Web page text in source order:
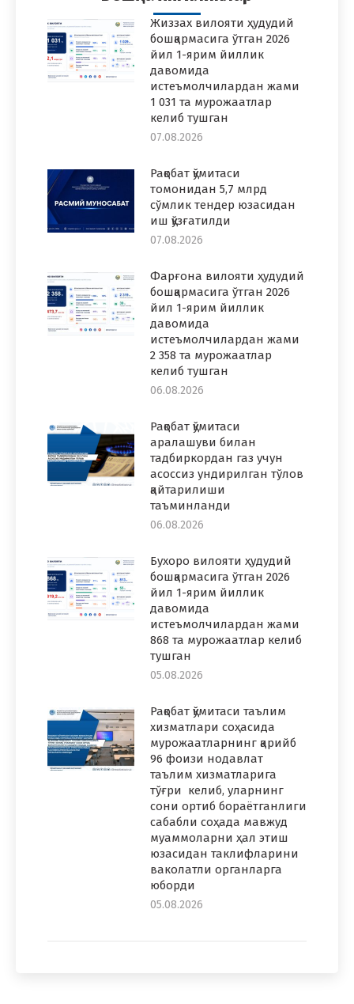
Жиззах вилояти ҳудудий
бошқармасига ўтган 2026
йил 1-ярим йиллик
давомида
истеъмолчилардан жами
1 031 та мурожаатлар
келиб тушган
07.08.2026
Рақобат қўмитаси
томонидан 5,7 млрд
сўмлик тендер юзасидан
иш қўзғатилди
07.08.2026
Фарғона вилояти ҳудудий
бошқармасига ўтган 2026
йил 1-ярим йиллик
давомида
истеъмолчилардан жами
2 358 та мурожаатлар
келиб тушган
06.08.2026
Рақобат қўмитаси
аралашуви билан
тадбиркордан газ учун
асоссиз ундирилган тўлов
қайтарилиши
таъминланди
06.08.2026
Бухоро вилояти ҳудудий
бошқармасига ўтган 2026
йил 1-ярим йиллик
давомида
истеъмолчилардан жами
868 та мурожаатлар келиб
тушган
05.08.2026
Рақобат қўмитаси таълим
хизматлари соҳасида
мурожаатларнинг қарийб
96 фоизи нодавлат
таълим хизматларига
тўғри келиб, уларнинг
сони ортиб бораётганлиги
сабабли соҳада мавжуд
муаммоларни ҳал этиш
юзасидан таклифларини
ваколатли органларга
юборди
05.08.2026